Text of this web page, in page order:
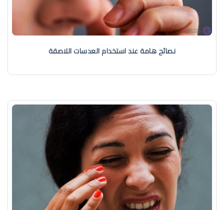
نصائح هامة عند استخدام العدسات اللاصقة